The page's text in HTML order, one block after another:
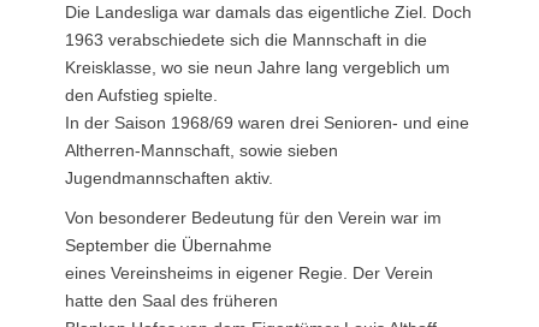
Die Landesliga war damals das eigentliche Ziel. Doch
1963 verabschiedete sich die Mannschaft in die
Kreisklasse, wo sie neun Jahre lang vergeblich um
den Aufstieg spielte.
In der Saison 1968/69 waren drei Senioren- und eine
Altherren-Mannschaft, sowie sieben
Jugendmannschaften aktiv.
Von besonderer Bedeutung für den Verein war im
September die Übernahme
eines Vereinsheims in eigener Regie. Der Verein
hatte den Saal des früheren